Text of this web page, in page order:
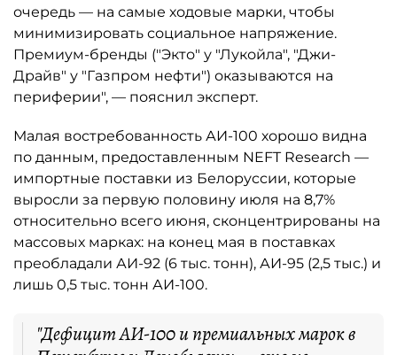
очередь — на самые ходовые марки, чтобы
минимизировать социальное напряжение.
Премиум-бренды ("Экто" у "Лукойла", "Джи-
Драйв" у "Газпром нефти") оказываются на
периферии", — пояснил эксперт.
Малая востребованность АИ-100 хорошо видна
по данным, предоставленным NEFT Research —
импортные поставки из Белоруссии, которые
выросли за первую половину июля на 8,7%
относительно всего июня, сконцентрированы на
массовых марках: на конец мая в поставках
преобладали АИ-92 (6 тыс. тонн), АИ-95 (2,5 тыс.) и
лишь 0,5 тыс. тонн АИ-100.
"Дефицит АИ-100 и премиальных марок в